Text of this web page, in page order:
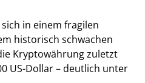
in einem fragilen
historisch schwachen
Kryptowährung zuletzt
US-Dollar – deutlich unter